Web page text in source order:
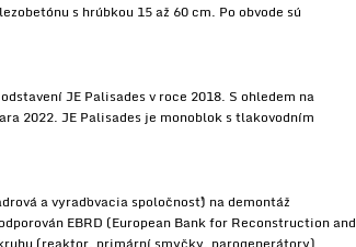
s hrúbkou 15 až 60 cm. Po obvode sú
JE Palisades v roce 2018. S ohledem na
2022. JE Palisades je monoblok s tlakovodním
a vyraďovacia spoločnosť) na demontáž
EBRD (European Bank for Reconstruction and